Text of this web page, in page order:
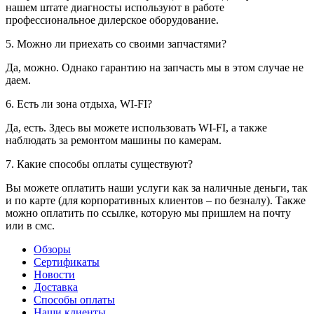
нашем штате диагносты используют в работе
профессиональное дилерское оборудование.
5. Можно ли приехать со своими запчастями?
Да, можно. Однако гарантию на запчасть мы в этом случае не
даем.
6. Есть ли зона отдыха, WI-FI?
Да, есть. Здесь вы можете использовать WI-FI, а также
наблюдать за ремонтом машины по камерам.
7. Какие способы оплаты существуют?
Вы можете оплатить наши услуги как за наличные деньги, так
и по карте (для корпоративных клиентов – по безналу). Также
можно оплатить по ссылке, которую мы пришлем на почту
или в смс.
Обзоры
Сертификаты
Новости
Доставка
Способы оплаты